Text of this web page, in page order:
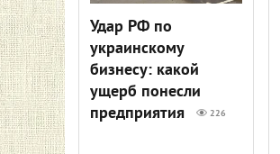
Удар РФ по
украинскому
бизнесу: какой
ущерб понесли
предприятия
226